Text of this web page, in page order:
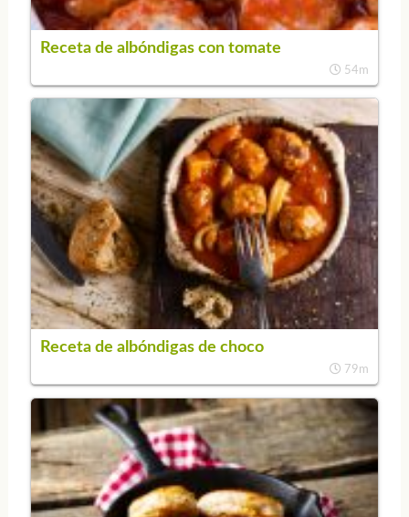
Receta de albóndigas con tomate
54m
Receta de albóndigas de choco
79m